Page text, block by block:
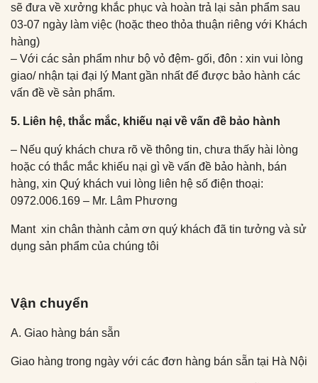
sẽ đưa về xưởng khắc phục và hoàn trả lại sản phẩm sau
03-07 ngày làm việc (hoặc theo thỏa thuận riêng với Khách
hàng)
– Với các sản phẩm như bộ vỏ đệm- gối, đôn : xin vui lòng
giao/ nhận tại đại lý Mant gần nhất để được bảo hành các
vấn đề về sản phẩm.
5. Liên hệ, thắc mắc, khiếu nại về vấn đề bảo hành
– Nếu quý khách chưa rõ về thông tin, chưa thấy hài lòng
hoặc có thắc mắc khiếu nại gì về vấn đề bảo hành, bán
hàng, xin Quý khách vui lòng liên hệ số điện thoại:
0972.006.169 – Mr. Lâm Phương
Mant xin chân thành cảm ơn quý khách đã tin tưởng và sử
dụng sản phẩm của chúng tôi
Vận chuyển
A. Giao hàng bán sẵn
Giao hàng trong ngày với các đơn hàng bán sẵn tại Hà Nội